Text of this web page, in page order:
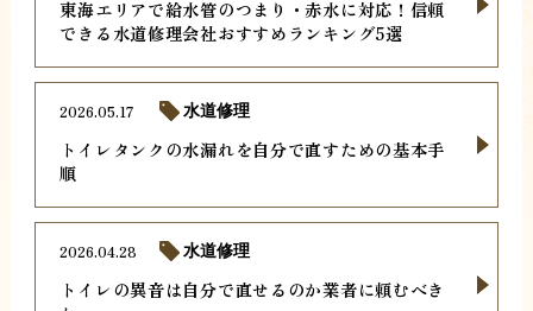
東海エリアで給水管のつまり・赤水に対応！信頼
できる水道修理会社おすすめランキング5選
トイレタンクの水漏れを自分で直すための基本手
順
2026.05.17 水道修理
トイレの異音は自分で直せるのか業者に頼むべき
2026.04.28 水道修理